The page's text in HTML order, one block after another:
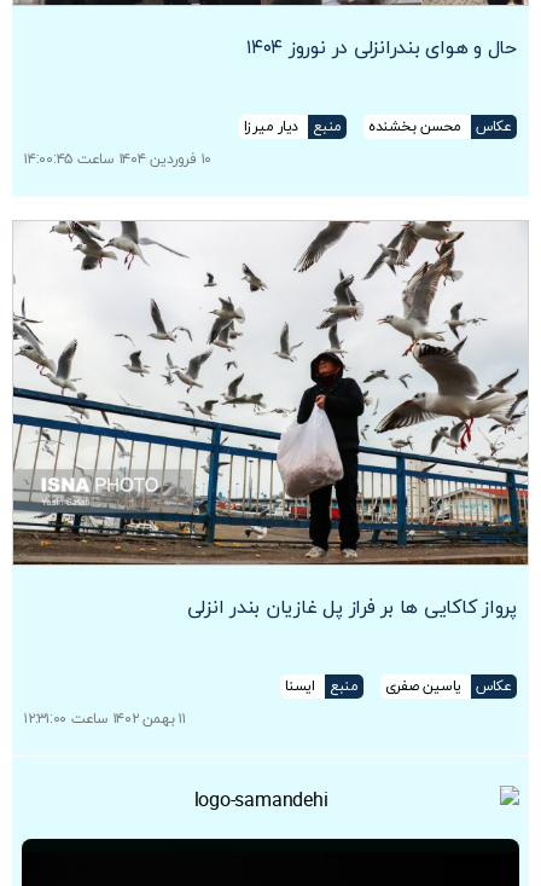
حال و هوای بندرانزلی در نوروز ۱۴۰۴
عکاس محسن بخشنده منبع
دیار میرزا
۱۰ فروردین ۱۴۰۴ ساعت ۱۴:۰۰:۴۵
پرواز کاکایی ها بر فراز پل غازیان بندر انزلی
عکاس یاسین صفری منبع
ایسنا
۱۱ بهمن ۱۴۰۲ ساعت ۱۲:۳۱:۰۰